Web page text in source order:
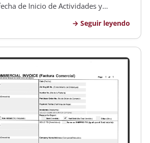
de Inicio de Actividades y
de la Asociación Cooperadora,
Seguir leyendo